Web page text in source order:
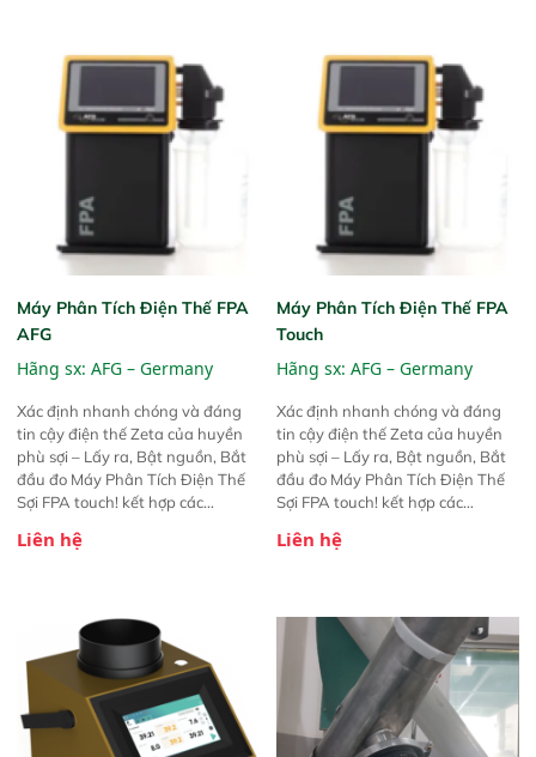
Máy Phân Tích Điện Thế FPA
AFG
Hãng sx: AFG – Germany
Xác định nhanh chóng và đáng
tin cậy điện thế Zeta của huyền
phù sợi – Lấy ra, Bật nguồn, Bắt
đầu đo Máy Phân Tích Điện Thế
Sợi FPA touch! kết hợp các
được chứng minh với sự đơn giản
trước đó. Nhưng so với các phiên
bản trước, FPA touch! nhỏ hơn và
nhẹ hơn đáng kể, đồng thời được
nâng cấp với các tính năng mới.
Liên hệ
Máy Phân Tích Điện Thế FPA
Touch
Hãng sx: AFG – Germany
Xác định nhanh chóng và đáng
tin cậy điện thế Zeta của huyền
phù sợi – Lấy ra, Bật nguồn, Bắt
đầu đo Máy Phân Tích Điện Thế
Sợi FPA touch! kết hợp các
được chứng minh với sự đơn giản
trước đó. Nhưng so với các phiên
bản trước, FPA touch! nhỏ hơn và
nhẹ hơn đáng kể, đồng thời được
nâng cấp với các tính năng mới.
Liên hệ